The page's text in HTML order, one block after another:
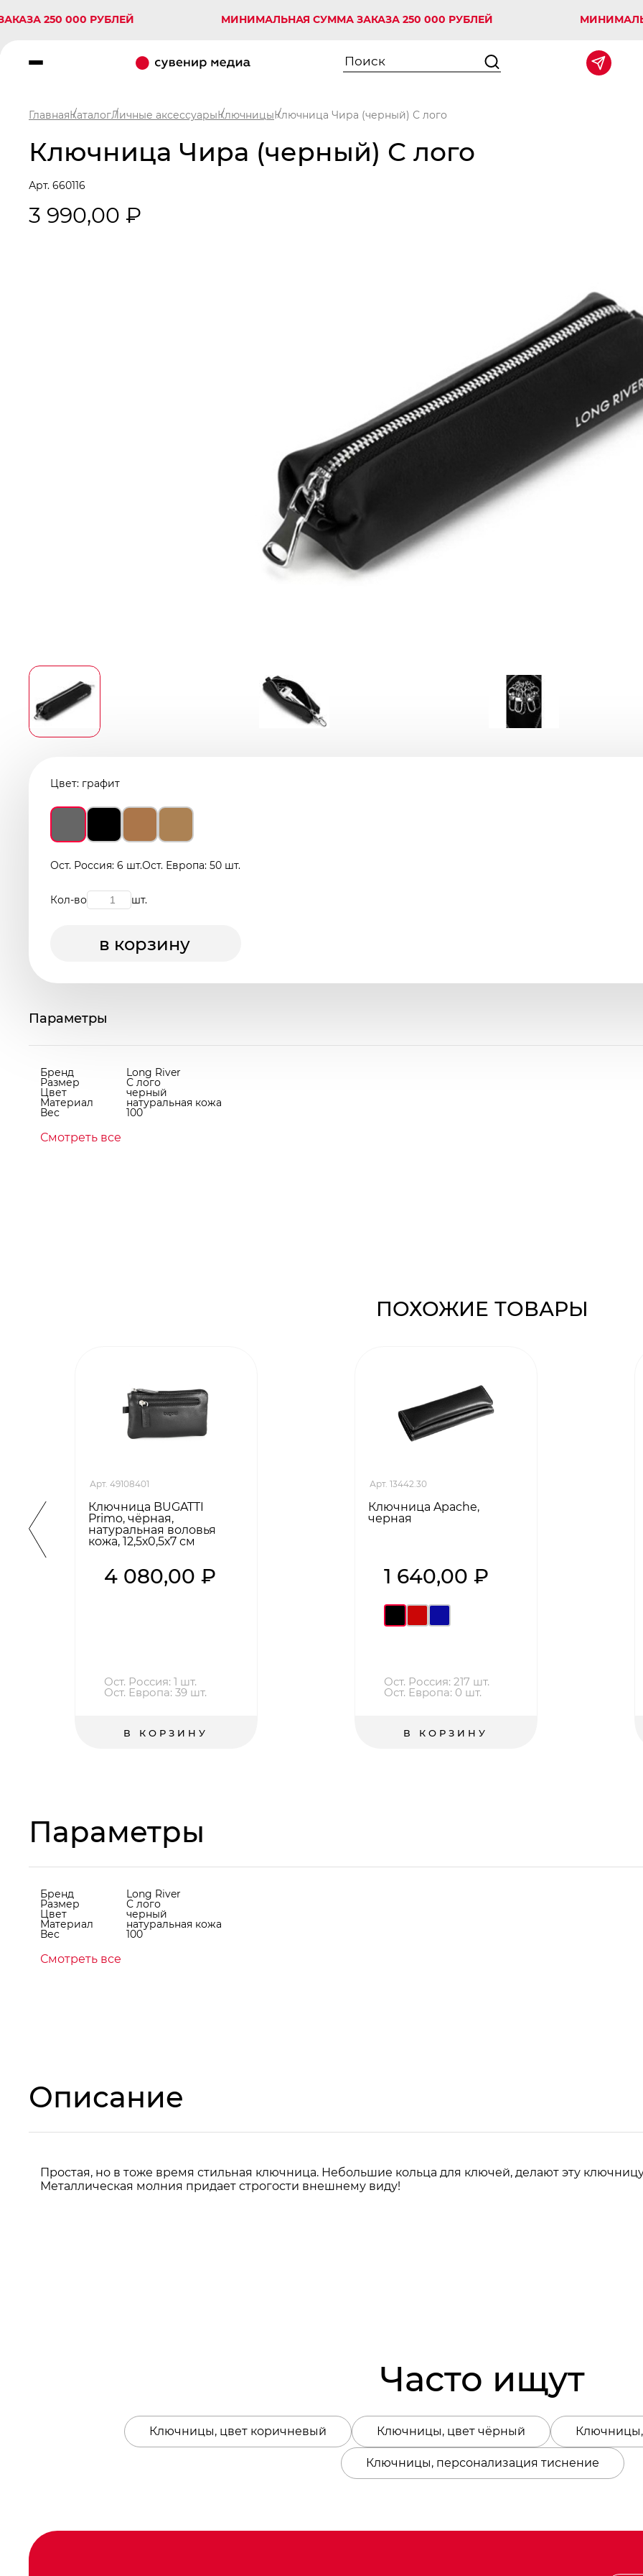
250 000 РУБЛЕЙ МИНИМАЛЬНАЯ СУММА ЗАКАЗА 250 000 РУБЛЕЙ МИНИМАЛЬНАЯ
ГлавнаяКаталогЛичные аксессуарыКлючницыКлючница Чира (черный) С лого
Ключница Чира (черный) С лого
Арт. 660116
3 990,00 ₽
Цвет: графит
Ост. Россия: 6 шт.Ост. Европа: 50 шт.
Кол-во шт.
в корзину
Параметры
Бренд Long River
Размер С лого
Цвет черный
Материал натуральная кожа
Вес 100
Смотреть все
ПОХОЖИЕ ТОВАРЫ
Арт. 49108401
Ключница BUGATTI
Primo, чёрная,
натуральная воловья
кожа, 12,5х0,5х7 см
4 080,00 ₽
Ост. Россия: 1 шт.
Ост. Европа: 39 шт.
В КОРЗИНУ
Арт. 13442.30
Ключница Apache,
черная
1 640,00 ₽
Ост. Россия: 217 шт.
Ост. Европа: 0 шт.
В КОРЗИНУ
Параметры
Бренд Long River
Размер С лого
Цвет черный
Материал натуральная кожа
Вес 100
Смотреть все
Описание
Простая, но в тоже время стильная ключница. Небольшие кольца для ключей, делают эту
Металлическая молния придает строгости внешнему виду!
Часто ищут
Ключницы, цвет коричневый Ключницы, цвет чёрный Ключницы,
Ключницы, персонализация тиснение